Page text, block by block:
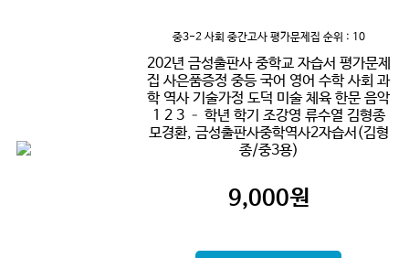
중3-2 사회 중간고사 평가문제집 순위 : 10
202년 금성출판사 중학교 자습서 평가문제
집 사은품증정 중등 국어 영어 수학 사회 과
학 역사 기술가정 도덕 미술 체육 한문 음악
1 2 3 – 학년 학기 조강영 류수열 김형종
모경환, 금성출판사중학역사2자습서(김형
종/중3용)
9,000원